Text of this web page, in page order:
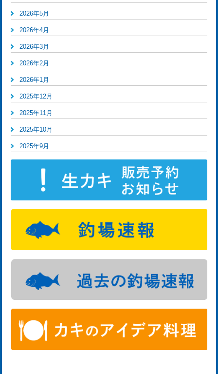
2026年5月
2026年4月
2026年3月
2026年2月
2026年1月
2025年12月
2025年11月
2025年10月
2025年9月